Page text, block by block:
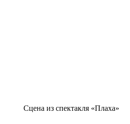
Сцена из спектакля «Плаха»